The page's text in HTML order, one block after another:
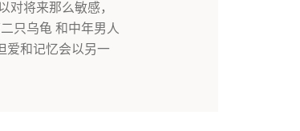
对将来那么敏感，
只乌龟 和中年男人
爱和记忆会以另一